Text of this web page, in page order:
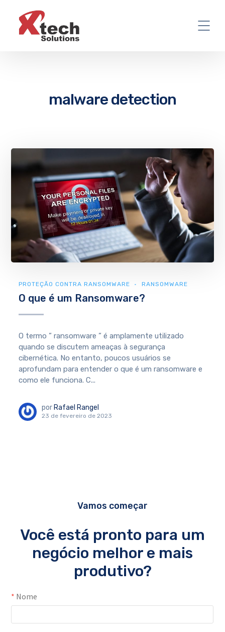
malware detection
PROTEÇÃO CONTRA RANSOMWARE RANSOMWARE
O que é um Ransomware?
O termo ” ransomware ” é amplamente utilizado
quando se discutem ameaças à segurança
cibernética. No entanto, poucos usuários se
aprofundam para entender o que é um ransomware e
como ele funciona. C...
por Rafael Rangel
23 de fevereiro de 2023
Vamos começar
Você está pronto para um
negócio melhor e mais
produtivo?